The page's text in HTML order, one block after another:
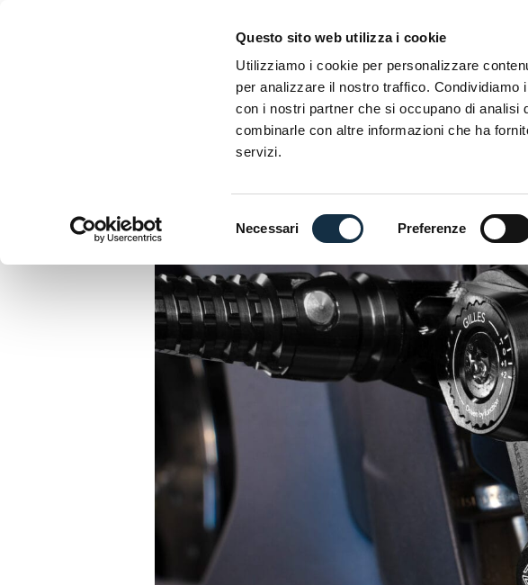
Questo sito web utilizza i cookie
Utilizziamo i cookie per personalizzare
per analizzare il nostro traffico.
con i nostri partner che si occupano di analisi
combinarle con altre informazioni che ha
servizi.
Necessari Preferenze
EXHIBITORS HOSPITALITY
EXHIBITORS LIST 2026 MOTOLIVE ARENA
»GILLES TOOLING: